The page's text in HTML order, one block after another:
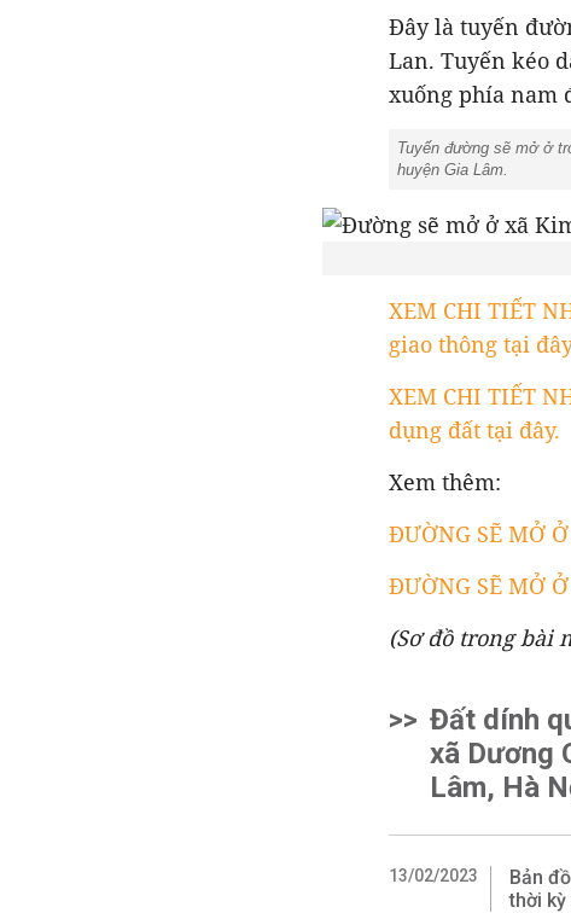
Đây là tuyến
Lan. Tuyến kéo
xuống phía nam
Tuyến đường sẽ mở ở
huyện Gia Lâm.
XEM CHI TIẾT
giao thông tại
XEM CHI TIẾT
dụng đất tại đây.
Xem thêm:
ĐƯỜNG SẼ MỞ
ĐƯỜNG SẼ MỞ
(Sơ đồ trong bài
>> Đất dính
xã Dương
Lâm, Hà
13/02/2023
Bản
thời kỳ